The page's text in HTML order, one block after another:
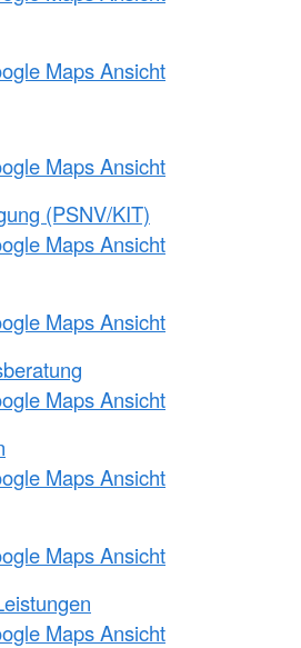
Maps Ansicht
Maps Ansicht
(PSNV/KIT)
Maps Ansicht
Maps Ansicht
Maps Ansicht
Maps Ansicht
Maps Ansicht
Maps Ansicht